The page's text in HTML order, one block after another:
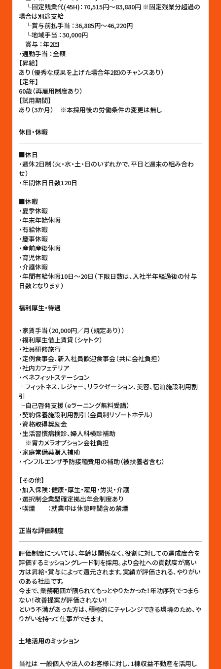
└固定残業代(45H)：70,515円〜83,880円 ※固定残業分超過の
場合は別途支給
└賞与前払手当 ：36,885円〜46,220円
└地域手当 ：30,000円
賞与 ：年2回
・通勤手当 ：全額
【昇給】
あり（優秀な成果を上げた場合年2回のチャンスあり）
【定年】
60歳（再雇用制度あり）
【試用期間】
あり（3か月） ※本採用後の労働条件の変更は無し
休日・休暇
■休日
・週休2日制（火・水・土・日のいずれかで、平日と週末の組み合わ
せ）
・年間休日日数120日
■休暇
・夏季休暇
・年末年始休暇
・有給休暇
・慶事休暇
・産前産後休暇
・育児休暇
・介護休暇
・年間有給休暇10日〜20日（下限日数は、入社半年経過後の付与
日数となります）
福利厚生・待遇
・家賃手当（20,000円／月（規定あり））
・福利厚生借上賃貸（シャトク）
・社員研修旅行
・定例食事会、新入社員歓迎食事会（共に会社負担）
・社内カフェテリア
・ベネフィットステーション
└フィットネス、レジャー、リラクゼーション、美容、宿泊施設利用割
引
└自己啓発支援（eラーニング無料受講）
・契約保養施設利用割引（会員制リゾートホテル）
・資格取得奨励金
・生活習慣病検診、婦人科検診補助
※胃カメラオプション会社負担
・家庭常備薬購入補助
・インフルエンザ予防接種費用の補助（被扶養者含む）
【その他】
・加入保険：健康・厚生・雇用・労災・介護
・選択制企業型確定拠出年金制度あり
・喫煙 ：就業中は休憩時間含め禁煙
正当な評価制度
評価制度については、年齢は関係なく、役割に対しての達成度合を
評価するミッショングレード制を採用。より会社への貢献度が高い
方は昇給・賞与によって還元されます。実績が評価される、やりがい
のある社風です。
今まで、業務範囲が限られてもっとやりたかった！年功序列でつまら
ない！改善提案が評価されない！
という不満があった方は、積極的にチャレンジできる環境のため、や
りがいを持って仕事ができます。
土地活用のミッション
当社は 一般個人や法人のお客様に対し、1棟収益不動産を活用し